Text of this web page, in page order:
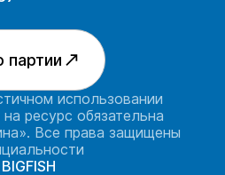
использовании
ресурс обязательна
Все права защищены
BIGFISH